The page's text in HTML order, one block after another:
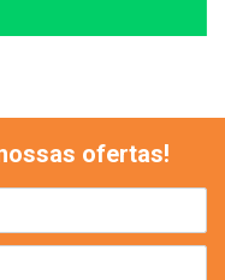
ofertas!